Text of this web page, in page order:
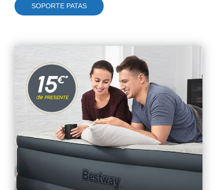
SOPORTE PATAS